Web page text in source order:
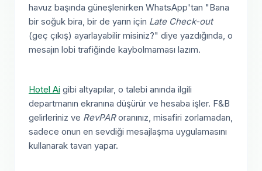
havuz başında güneşlenirken WhatsApp'tan "Bana
bir soğuk bira, bir de yarın için Late Check-out
(geç çıkış) ayarlayabilir misiniz?" diye yazdığında, o
mesajın lobi trafiğinde kaybolmaması lazım.
Hotel Ai gibi altyapılar, o talebi anında ilgili
departmanın ekranına düşürür ve hesaba işler. F&B
gelirleriniz ve RevPARoranınız, misafiri zorlamadan,
sadece onun en sevdiği mesajlaşma uygulamasını
kullanarak tavan yapar.